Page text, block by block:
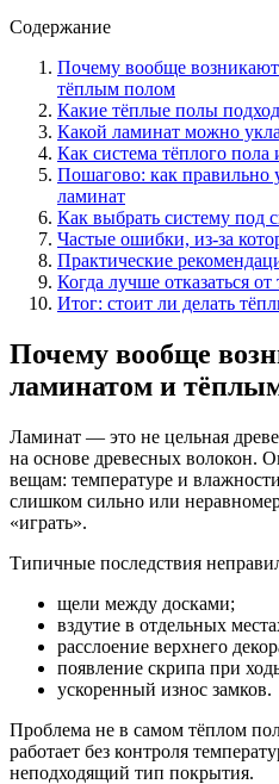
Содержание
Почему вообще
тёплым полом
Какие тёплые полы
Какой ламинат можно
Как система тёплого пола
Пошагово: как правильно
ламинат
Как выбрать систему под
Частые ошибки, из-за
Практические
Когда лучше отказаться
Итог: стоит ли делать
Почему вообще
ламинатом и
Ламинат — это не цельная
на основе древесных волокон.
вещам: температуре и
слишком сильно или
«играть».
Типичные последствия
щели между досками;
вздутие в отдельных
расслоение верхнего
появление скрипа при
ускоренный износ замков.
Проблема не в самом тёплом
работает без контроля
неподходящий тип покрытия.